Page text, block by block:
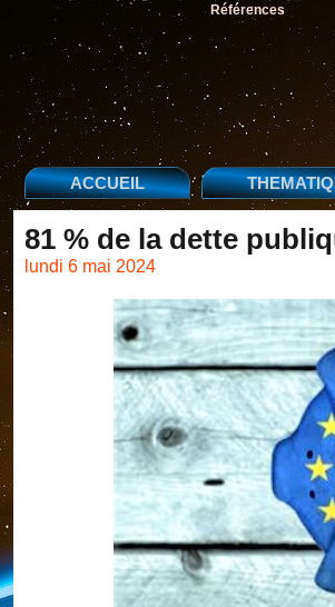
Références
ACCUEIL
81 % de la dette
lundi 6 mai 2024